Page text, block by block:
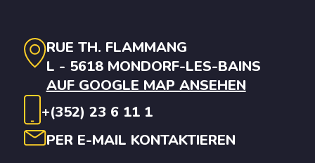
RUE TH. FLAMMANG
L - 5618 MONDORF-LES-BAINS
AUF GOOGLE MAP ANSEHEN
+(352) 23 6 11 1
PER E-MAIL KONTAKTIEREN